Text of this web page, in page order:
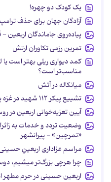
یک کودک دو چهره!
آزادگان جهان برای حذف
پیاده‌روی جاماندگان اربعین
تمرین رزمی تکاوران ارتش
کمد دیواری ریلی بهتر است
مناسب‌تر است؟
میانکاله در آتش
تشییع پیکر ۱۱۲ شهید در غزه پس از ۳ سال زیر آوار ماندن
آیین تعزیه‌خوانی اربعین در
وضعیت تردد و خدمات به
«تمرچین» - پیرانشهر
مراسم عزاداری اربعینِ
چرا هرچی بزرگ‌تر میشیم،
اربعین حسینی در حرم مطهر